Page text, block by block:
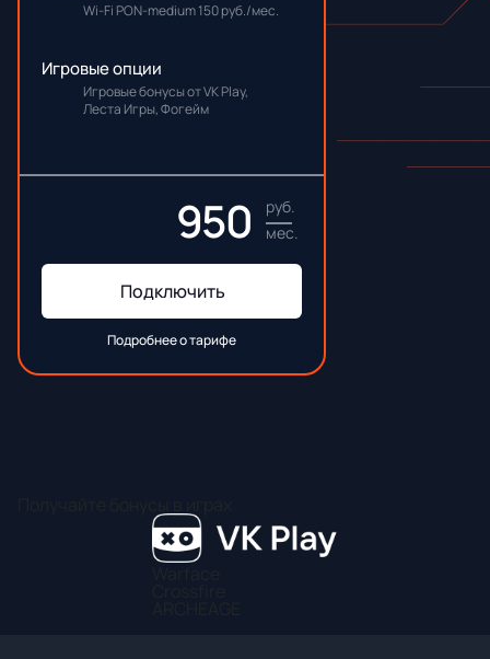
Wi-Fi PON-medium 150 руб./мес.
Игровые опции
Игровые бонусы от VK Play,
Леста Игры, Фогейм
950
руб.
мес.
Подключить
Подробнее о тарифе